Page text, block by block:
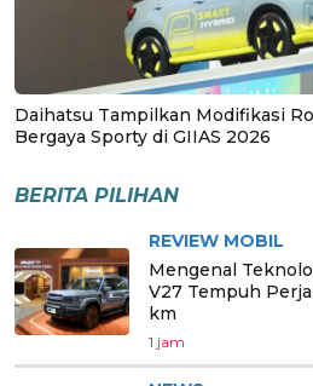
Daihatsu Tampilkan Modifikasi
Bergaya Sporty di GIIAS 2026
BERITA PILIHAN
REVIEW MOBIL
Mengenal
V27 Tempuh
km
1 jam